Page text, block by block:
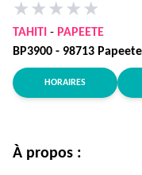
★ ★ ★ ★ ★
TAHITI - PAPEETE
BP3900 - 98713 Papeete
HORAIRES
À propos :